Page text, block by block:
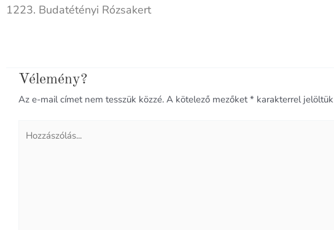
1223. Budatétényi Rózsakert
Vélemény?
Az e-mail címet nem tesszük közzé. A kötelező mezőket* karakterrel jelöltük